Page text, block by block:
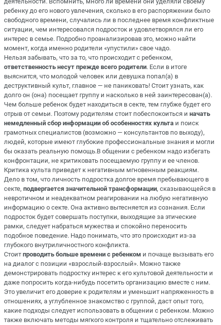
ребенку до его нового увлечения, сколько в его распоряжении было
свободного времени, случались ли в последнее время конфликтные
ситуации, чем интересовался подросток и удовлетворялся ли его
интерес в семье. Подробно проанализировав это, можно найти
момент, когда именно родители «упустили» свое чадо.
Нельзя забывать, что за то, что происходит с ребенком,
ответственность несут прежде всего родители. Если в итоге
выяснится, что молодой человек или девушка попал(а) в
деструктивный культ, главное — не паниковать! Стоит узнать, как
долго он (она) посещает группу и насколько в ней заинтересован(а).
Чем больше ребенок будет находиться в секте, тем глубже будет его
отрыв от семьи. Поэтому родителям стоит побеспокоиться и начать
немедленный сбор информации об особенностях культа и поиск
грамотных специалистов (возможно — консультантов по выходу),
людей, которые имеют глубокие профессиональные знания и могли
бы оказать реальную помощь.В общении с ребенком надо избегать
конфронтации, не критиковать посещаемую группу и ее членов.
Критика культа приведет к негативным мгновенным реакциям.
Дело в том, что личность подростка долгое время пребывающего в
секте, подвергается значительной трансформации, сказывающейся в
невротичном и неадекватном реагировании на любую негативную
информацию о секте. Она активно вытесняется из сознания. Если
подросток будет совершать поступки, выходящие за этические
рамки, следует набраться мужества и спокойно переносить
подобное поведение. Надо понимать, что это происходит из-за
глубокого внутриличностного конфликта.
Стоит проводить больше времени с ребенком и почаще вызывать его
на диалог с позиции «взрослый-взрослый». Можно также
демонстрировать подростку интерес к его культовой деятельности и
даже попросить когда-нибудь посетить организацию вместе с ним.
Это увеличит его доверие к родителям и уменьшит напряженность в
отношениях, а углубленное знакомство с группой, даст опыт того,
какие подходы следует использовать в общении с ребенком. Можно
также включать методы мягкого контроля и тщательно отслеживать